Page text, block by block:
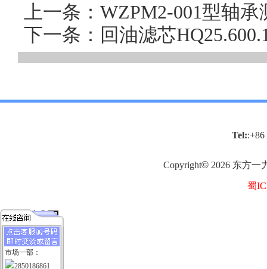
上一条：WZPM2-001型轴
下一条：回油滤芯
Tel::+86
Copyright© 2026 东方一
蜀
市场一部：
2850186861